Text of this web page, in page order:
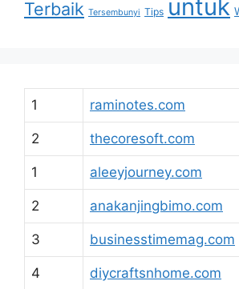
Terbaik Tersembunyi Tips untuk
1 raminotes.com
2 thecoresoft.com
1 aleeyjourney.com
2 anakanjingbimo.com
3 businesstimemag.com
4 diycraftsnhome.com